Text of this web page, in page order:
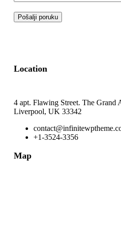
Location
4 apt. Flawing Street. The Grand
Liverpool, UK 33342
+1-3524-3356
Map